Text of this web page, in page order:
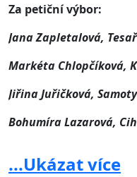
Za petiční výbor:
Jana Zapletalová,
Markéta Chlopčíková,
Jiřina Juřičková,
Bohumíra Lazarová,
Brno, Kontaktní adresa:
...Ukázat více